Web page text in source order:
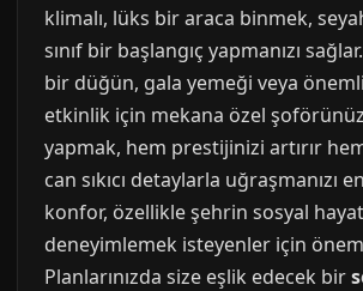
klimalı, lüks bir araca binmek,
sınıf bir başlangıç yapmanızı
bir düğün, gala yemeği veya
etkinlik için mekana özel
yapmak, hem prestijinizi artırır
can sıkıcı detaylarla uğraşmanızı
konfor, özellikle şehrin sosyal
deneyimlemek isteyenler için
Planlarınızda size eşlik edecek bir